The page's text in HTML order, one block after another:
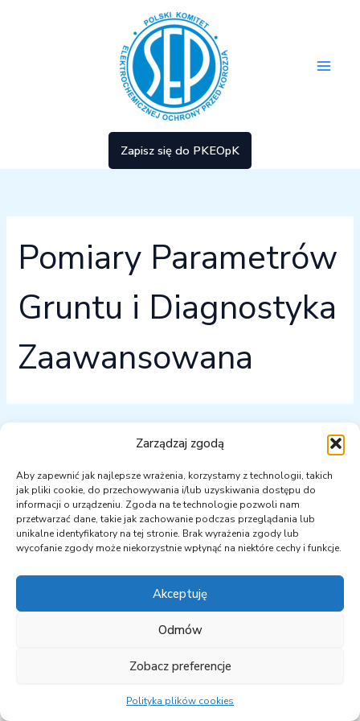
Zarządzaj zgodą
Aby zapewnić jak najlepsze wrażenia, korzystamy z technologii, takich
jak pliki cookie, do przechowywania i/lub uzyskiwania dostępu do
informacji o urządzeniu. Zgoda na te technologie pozwoli nam
przetwarzać dane, takie jak zachowanie podczas przeglądania lub
unikalne identyfikatory na tej stronie. Brak wyrażenia zgody lub
wycofanie zgody może niekorzystnie wpłynąć na niektóre cechy i funkcje.
Akceptuję
Odmów
Zobacz preferencje
Polityka plików cookies
Zapisz się do PKEOpK
Pomiary Parametrów
Gruntu i Diagnostyka
Zaawansowana
Nie udało się znaleźć tego, czego szukasz. Być może
wyszukiwanie przyniesie lepsze rezultaty.
Copyright © 2026 PKEOpK | Powered by semtu.pl